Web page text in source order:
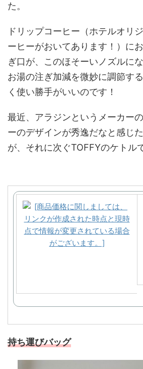
た。
ドリップコーヒー（ホテルオリ
ーヒーがおいてあります！）に
ぎ口が、このほそーいノズルに
お湯の注ぎ加減を微妙に調節す
く使い勝手がいいのです！
最近、アラジンというメーカー
ーのデザインが秀逸だなと感じ
が、それに次ぐTOFFYのケトル
持ち運びバッグ